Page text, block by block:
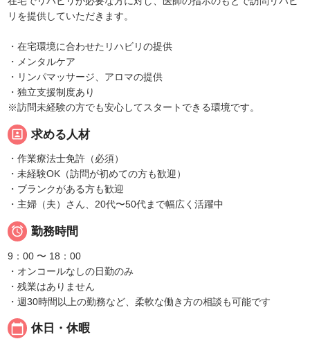
リを提供していただきます。
・在宅環境に合わせたリハビリの提供
・メンタルケア
・リンパマッサージ、アロマの提供
・独立支援制度あり
※訪問未経験の方でも安心してスタートできる環境です。
portrait 求める人材
・作業療法士免許（必須）
・未経験OK（訪問が初めての方も歓迎）
・ブランクがある方も歓迎
・主婦（夫）さん、20代〜50代まで幅広く活躍中
 勤務時間
9：00 〜 18：00
・オンコールなしの日勤のみ
・残業はありません
・週30時間以上の勤務など、柔軟な働き方の相談も可能です
calendar_today 休日・休暇